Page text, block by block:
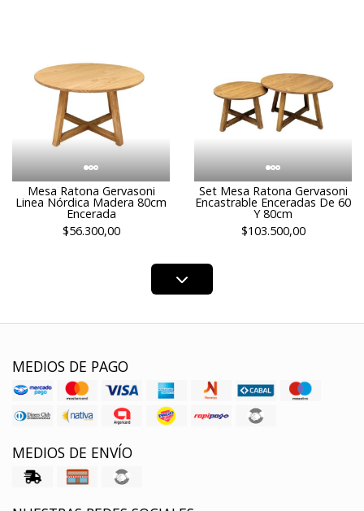
Mesa Ratona Gervasoni
Linea Nórdica Madera 80cm
Encerada
$56.300,00
Set Mesa Ratona Gervasoni
Encastrable Enceradas De 60
Y 80cm
$103.500,00
MEDIOS DE PAGO
MEDIOS DE ENVÍO